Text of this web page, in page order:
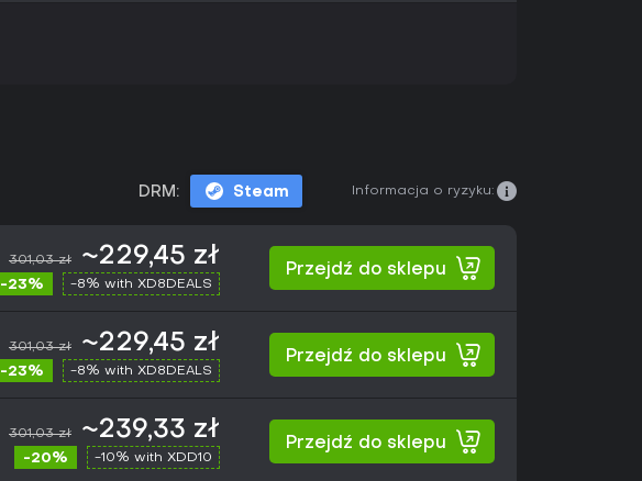
DRM: Steam Informacja o ryzyku:
301,03 zł ~229,45 zł
-23% -8% with XD8DEALS
Przejdź do sklepu
301,03 zł ~229,45 zł
-23% -8% with XD8DEALS
Przejdź do sklepu
301,03 zł ~239,33 zł
-20% -10% with XDD10
Przejdź do sklepu